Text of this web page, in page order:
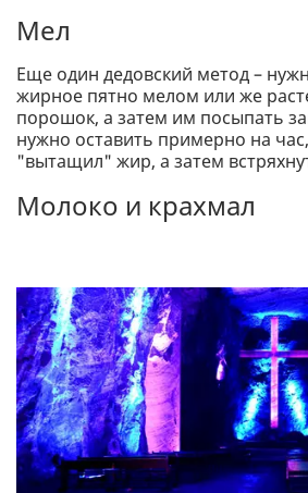
Мел
Еще один дедовский метод –
жирное пятно мелом или же
порошок, а затем им посыпать
нужно оставить примерно на
"вытащил" жир, а затем
Молоко и крахмал